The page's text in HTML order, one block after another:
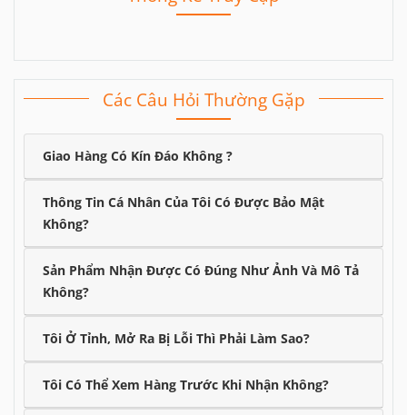
Gắn tường đứng
Đứng hoặc quỳ, tư thế
doggy style, kiểm soát tốc
độ bằng cách di chuyển
hông
Gắn vách kính tắm
Bề mặt kính tắm là lý tưởng
nhất — hút cực chắc, dễ vệ
sinh sau đó
Gắn ghế / sàn nhà
Tư thế ngồi cưỡi, toàn
quyền kiểm soát độ sâu và
tốc độ bằng trọng lực
Tư thế nằm nghiêng hoặc
úp, phù hợp cho phiên dài
Bề mặt kính (vách tắm, gương) là nơi hút tốt
nhất — bề mặt hoàn toàn phẳng và không thấm nước
giúp chân không đạt tối đa. Tường gạch men cũng rất
Các Câu Hỏi Thường Gặp
Giao Hàng Có Kín Đáo Không ?
Thông Tin Cá Nhân Của Tôi Có Được Bảo Mật
Không?
Sản Phẩm Nhận Được Có Đúng Như Ảnh Và Mô Tả
Không?
Tôi Ở Tỉnh, Mở Ra Bị Lỗi Thì Phải Làm Sao?
Tôi Có Thể Xem Hàng Trước Khi Nhận Không?